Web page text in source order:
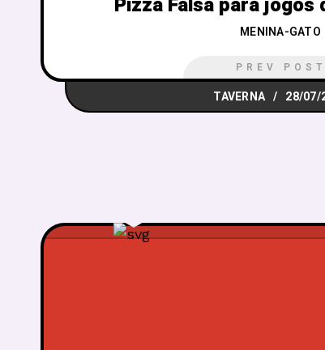
MENINA-GATO
PREV POST
TAVERNA 28/07/